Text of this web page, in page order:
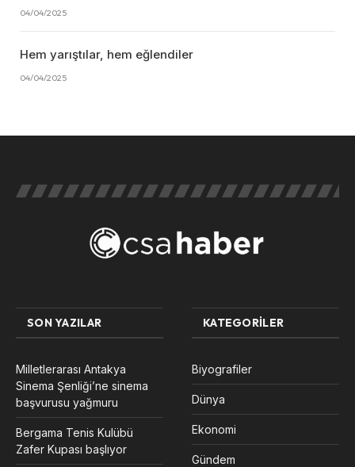
04/04/2025
Hem yarıştılar, hem eğlendiler
04/04/2025
SON YAZILAR
Milletlerarası Antakya
Sinema Şenliği’ne sinema
başvurusu yağmuru
Bergama Tenis Kulübü
Zafer Kupası başlıyor
KATEGORILER
Biyografiler
Dünya
Ekonomi
Gündem